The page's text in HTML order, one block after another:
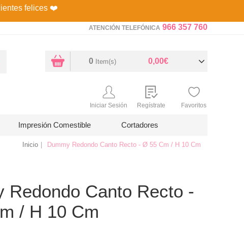
felices ❤️
ATENCIÓN TELEFÓNICA 966 357 760
0 Item(s) 0,00€
Iniciar Sesión Regístrate Favoritos
Impresión Comestible Cortadores
Inicio Dummy Redondo Canto Recto - Ø 55 Cm / H 10 Cm
Redondo Canto Recto -
/ H 10 Cm